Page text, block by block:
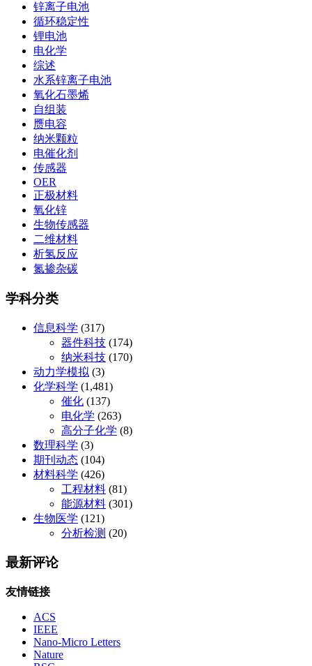
锌离子电池
循环稳定性
锂电池
电化学
综述
水系锌离子电池
氧化石墨烯
自组装
赝电容
纳米颗粒
电催化剂
传感器
OER
正极材料
氧化锌
生物传感器
二维材料
析氢反应
氮掺杂碳
学科分类
信息科学 (317)
器件科技 (174)
纳米科技 (170)
动力学模拟 (3)
化学科学 (1,481)
催化 (137)
电化学 (263)
高分子化学 (8)
数理科学 (3)
期刊动态 (104)
材料科学 (426)
工程材料 (81)
能源材料 (301)
生物医学 (121)
分析检测 (20)
最新评论
友情链接
ACS
IEEE
Nano-Micro Letters
Nature